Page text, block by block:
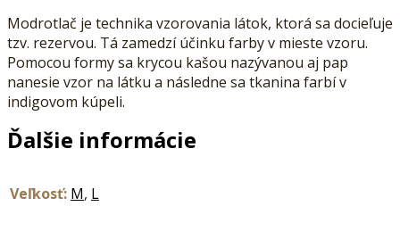
Modrotlač je technika vzorovania látok, ktorá sa docieľuje
tzv. rezervou. Tá zamedzí účinku farby v mieste vzoru.
Pomocou formy sa krycou kašou nazývanou aj pap
nanesie vzor na látku a následne sa tkanina farbí v
indigovom kúpeli.
Ďalšie informácie
Veľkosť: M, L